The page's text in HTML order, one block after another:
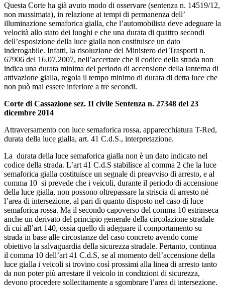
Questa Corte ha già avuto modo di osservare (sentenza n. 14519/12,
non massimata), in relazione ai tempi di permanenza dell’
illuminazione semaforica gialla, che l’automobilista deve adeguare la
velocità allo stato dei luoghi e che una durata di quattro secondi
dell’esposizione della luce gialla non costituisce un dato
inderogabile. Infatti, la risoluzione del Ministero dei Trasporti n.
67906 del 16.07.2007, nell’accertare che il codice della strada non
indica una durata minima del periodo di accensione della lanterna di
attivazione gialla, regola il tempo minimo di durata di detta luce che
non può mai essere inferiore a tre secondi.
Corte di Cassazione sez. II civile Sentenza n. 27348 del 23
dicembre 2014
Attraversamento con luce semaforica rossa, apparecchiatura T-Red,
durata della luce gialla, art. 41 C.d.S., interpretazione.
La durata della luce semaforica gialla non è un dato indicato nel
codice della strada. L’art 41 C.d.S stabilisce al comma 2 che la luce
semaforica gialla costituisce un segnale di preavviso di arresto, e al
comma 10 si prevede che i veicoli, durante il periodo di accensione
della luce gialla, non possono oltrepassare la striscia di arresto né
l’area di intersezione, al pari di quanto disposto nel caso di luce
semaforica rossa. Ma il secondo capoverso del comma 10 estrinseca
anche un derivato del principio generale della circolazione stradale
di cui all’art 140, ossia quello di adeguare il comportamento su
strada in base alle circostanze del caso concreto avendo come
obiettivo la salvaguardia della sicurezza stradale. Pertanto, continua
il comma 10 dell’art 41 C.d.S, se al momento dell’accensione della
luce gialla i veicoli si trovino così prossimi alla linea di arresto tanto
da non poter più arrestare il veicolo in condizioni di sicurezza,
devono procedere sollecitamente a sgombrare l’area di intersezione.